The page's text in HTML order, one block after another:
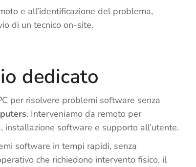
e all’identificazione del problema,
di un tecnico on-site.
dedicato
per risolvere problemi software senza
. Interveniamo da remoto per
installazione software e supporto all’utente.
software in tempi rapidi, senza
che richiedono intervento fisico, il